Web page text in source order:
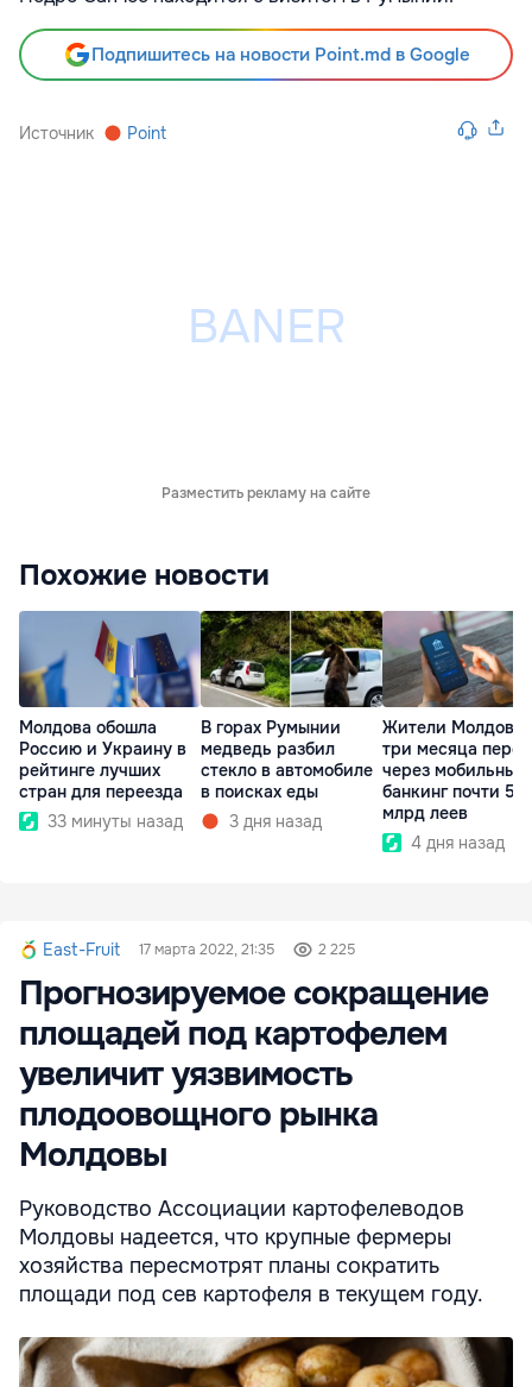
Подпишитесь на новости Point.md в Google
Источник Point
Разместить рекламу на сайте
Похожие новости
Молдова обошла
Россию и Украину в
рейтинге лучших
стран для переезда
33 минуты назад
В горах Румынии
медведь разбил
стекло в автомобиле
в поисках еды
3 дня назад
Жители Молдовы
три месяца
через мобильный
банкинг почти 50
млрд леев
4 дня назад
East-Fruit 17 марта 2022, 21:35 2 225
Прогнозируемое сокращение
площадей под картофелем
увеличит уязвимость
плодоовощного рынка
Молдовы
Руководство Ассоциации картофелеводов
Молдовы надеется, что крупные фермеры
хозяйства пересмотрят планы сократить
площади под сев картофеля в текущем году.